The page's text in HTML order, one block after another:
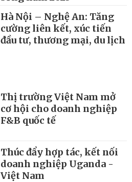
Hà Nội – Nghệ An: Tăng
cường liên kết, xúc tiến
đầu tư, thương mại, du lịch
Thị trường Việt Nam mở
cơ hội cho doanh nghiệp
F&B quốc tế
Thúc đẩy hợp tác, kết nối
doanh nghiệp Uganda -
Việt Nam